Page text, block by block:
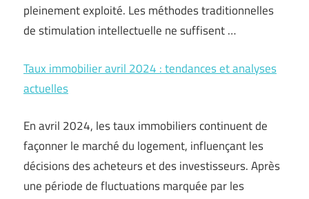
pleinement exploité. Les méthodes traditionnelles
de stimulation intellectuelle ne suffisent …
Taux immobilier avril 2024 : tendances et analyses
actuelles
En avril 2024, les taux immobiliers continuent de
façonner le marché du logement, influençant les
décisions des acheteurs et des investisseurs. Après
une période de fluctuations marquée par les